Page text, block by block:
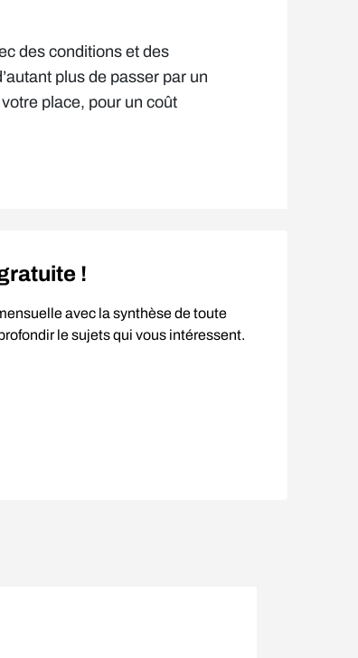
des conditions et des
plus de passer par un
place, pour un coût
!
avec la synthèse de toute
le sujets qui vous intéressent.